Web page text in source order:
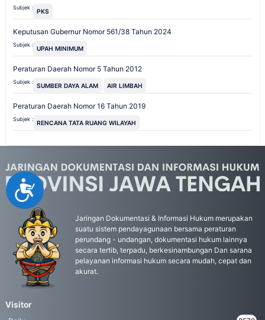
Accessibility
Subjek : PKS
Keputusan Gubernur Nomor 561/38 Tahun 2024
Subjek : UPAH MINIMUM
Peraturan Daerah Nomor 5 Tahun 2012
Subjek : SUMBER DAYA ALAM AIR LIMBAH
Peraturan Daerah Nomor 16 Tahun 2019
Subjek : RENCANA TATA RUANG WILAYAH
Jaringan Dokumentasi & Informasi Hukum merupakan
suatu sistem pendayagunaan bersama peraturan
perundang - undangan, dokumentasi hukum lainnya
secara tertib, terpadu, berkesinambungan Dan sarana
pelayanan informasi hukum secara mudah, cepat dan
akurat.
Visitor